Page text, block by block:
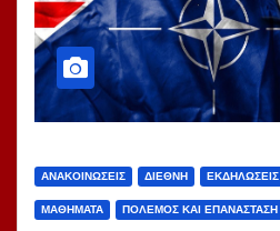
ΑΝΑΚΟΙΝΏΣΕΙΣ ΔΙΕΘΝΉ ΕΚΔΗΛΏΣΕΙΣ
ΜΑΘΉΜΑΤΑ ΠΌΛΕΜΟΣ ΚΑΙ ΕΠΑΝΆΣΤΑΣΗ